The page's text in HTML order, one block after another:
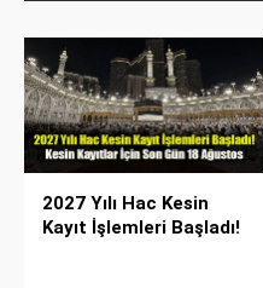
2027 Yılı Hac Kesin
Kayıt İşlemleri Başladı!